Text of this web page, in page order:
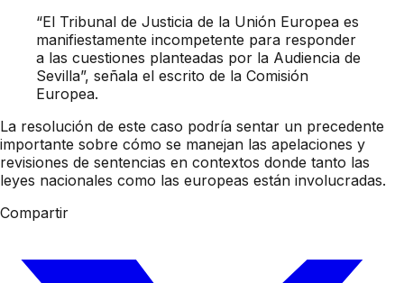
“El Tribunal de Justicia de la Unión Europea es
manifiestamente incompetente para responder
a las cuestiones planteadas por la Audiencia de
Sevilla”, señala el escrito de la Comisión
Europea.
La resolución de este caso podría sentar un precedente
importante sobre cómo se manejan las apelaciones y
revisiones de sentencias en contextos donde tanto las
leyes nacionales como las europeas están involucradas.
Compartir